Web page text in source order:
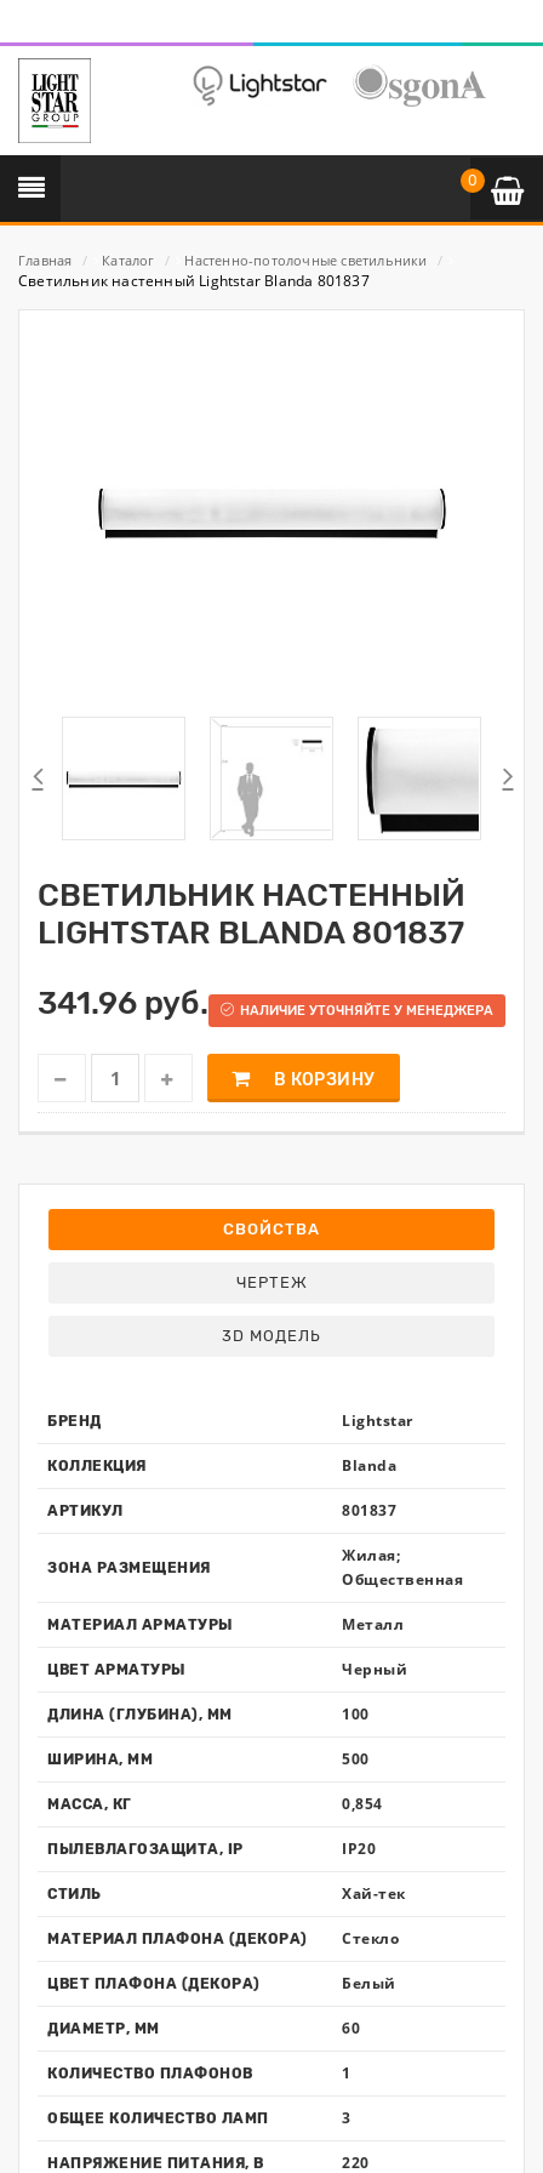
0
Главная / Каталог / Настенно-потолочные светильники /
Светильник настенный Lightstar Blanda 801837
СВЕТИЛЬНИК НАСТЕННЫЙ
LIGHTSTAR BLANDA 801837
341.96 руб.
НАЛИЧИЕ УТОЧНЯЙТЕ У МЕНЕДЖЕРА
В КОРЗИНУ
СВОЙСТВА
ЧЕРТЕЖ
3D МОДЕЛЬ
БРЕНД Lightstar
КОЛЛЕКЦИЯ Blanda
АРТИКУЛ 801837
ЗОНА РАЗМЕЩЕНИЯ
Жилая;
Общественная
МАТЕРИАЛ АРМАТУРЫ Металл
ЦВЕТ АРМАТУРЫ Черный
ДЛИНА (ГЛУБИНА), ММ 100
ШИРИНА, ММ 500
МАССА, КГ 0,854
ПЫЛЕВЛАГОЗАЩИТА, IP IP20
СТИЛЬ Хай-тек
МАТЕРИАЛ ПЛАФОНА (ДЕКОРА) Стекло
ЦВЕТ ПЛАФОНА (ДЕКОРА) Белый
ДИАМЕТР, ММ 60
КОЛИЧЕСТВО ПЛАФОНОВ 1
ОБЩЕЕ КОЛИЧЕСТВО ЛАМП 3
НАПРЯЖЕНИЕ ПИТАНИЯ, В 220